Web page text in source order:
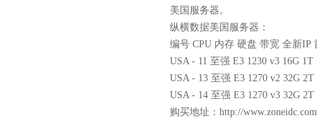
美国服务器。
纵横数据美国服务器：
编号 CPU 内存 硬盘 带宽 全新IP
USA - 11 至强 E3 1230 v3 16G
USA - 13 至强 E3 1270 v2 32G
USA - 14 至强 E3 1270 v3 32G
购买地址： http://